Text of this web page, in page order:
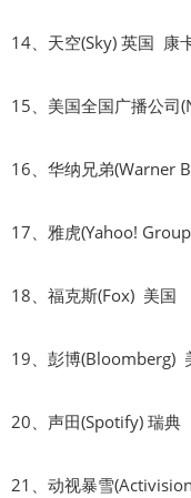
14、天空(Sky) 英国 康
15、美国全国广播公司
16、华纳兄弟(Warner
17、雅虎(Yahoo!
18、福克斯(Fox) 美国
19、彭博(Bloomberg)
20、声田(Spotify) 瑞典
21、动视暴雪